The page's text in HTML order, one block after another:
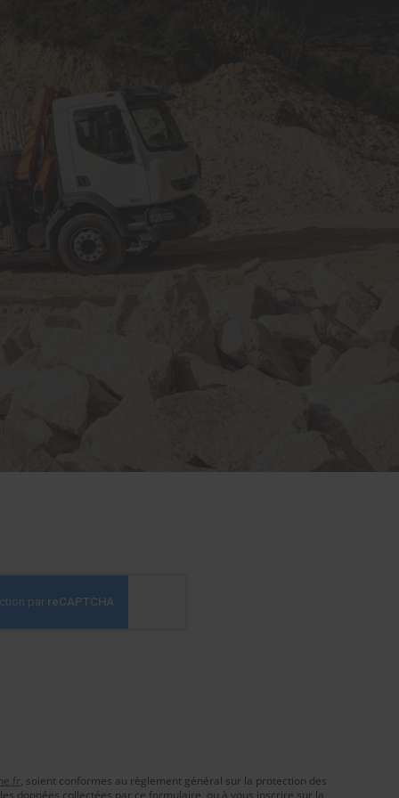
, soient conformes au règlement général sur la protection des